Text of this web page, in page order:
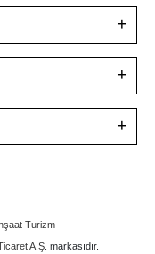
Turizm
A.Ş. markasıdır.